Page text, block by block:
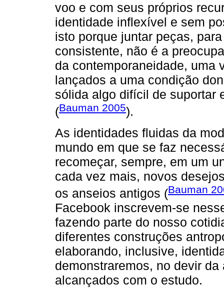
voo e com seus próprios
identidade inflexível e sem
isto porque juntar peças,
consistente, não é a
da contemporaneidade, uma
lançados a uma condição
sólida algo difícil de suportar
(Bauman 2005).
As identidades fluidas da
mundo em que se faz
recomeçar, sempre, em um
cada vez mais, novos
os anseios antigos (Bauman
Facebook inscrevem-se
fazendo parte do nosso
diferentes construções
elaborando, inclusive,
demonstraremos, no devir
alcançados com o estudo.